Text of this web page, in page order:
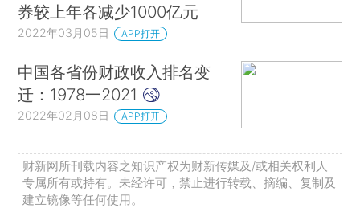
券较上年各减少1000亿元
2022年03月05日 APP打开
中国各省份财政收入排名变
迁：1978一2021
2022年02月08日 APP打开
财新网所刊载内容之知识产权为财新传媒及/或相关权利人
专属所有或持有。未经许可，禁止进行转载、摘编、复制及
建立镜像等任何使用。